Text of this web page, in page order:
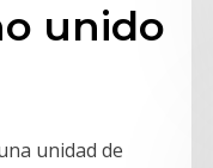
unido
unidad de